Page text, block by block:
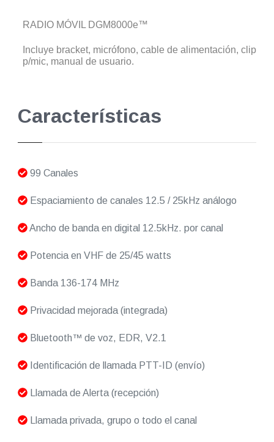
RADIO MÓVIL DGM8000e™
Incluye bracket, micrófono, cable de alimentación, clip
p/mic, manual de usuario.
Características
99 Canales
Espaciamiento de canales 12.5 / 25kHz análogo
Ancho de banda en digital 12.5kHz. por canal
Potencia en VHF de 25/45 watts
Banda 136-174 MHz
Privacidad mejorada (integrada)
Bluetooth™ de voz, EDR, V2.1
Identificación de llamada PTT-ID (envío)
Llamada de Alerta (recepción)
Llamada privada, grupo o todo el canal